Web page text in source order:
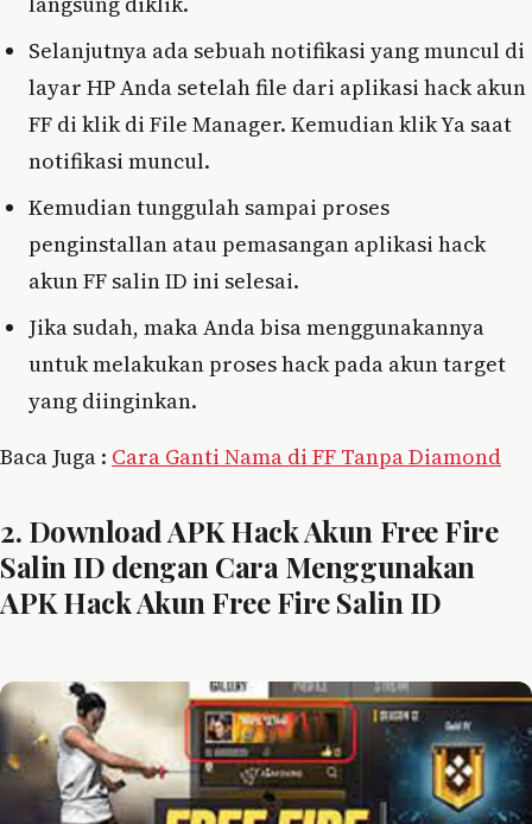
Selanjutnya ada sebuah notifikasi yang muncul di
layar HP Anda setelah file dari aplikasi hack akun
FF di klik di File Manager. Kemudian klik Ya saat
notifikasi muncul.
Kemudian tunggulah sampai proses
penginstallan atau pemasangan aplikasi hack
akun FF salin ID ini selesai.
Jika sudah, maka Anda bisa menggunakannya
untuk melakukan proses hack pada akun target
yang diinginkan.
Baca Juga : Cara Ganti Nama di FF Tanpa Diamond
2. Download APK Hack Akun Free Fire
Salin ID dengan Cara Menggunakan
APK Hack Akun Free Fire Salin ID